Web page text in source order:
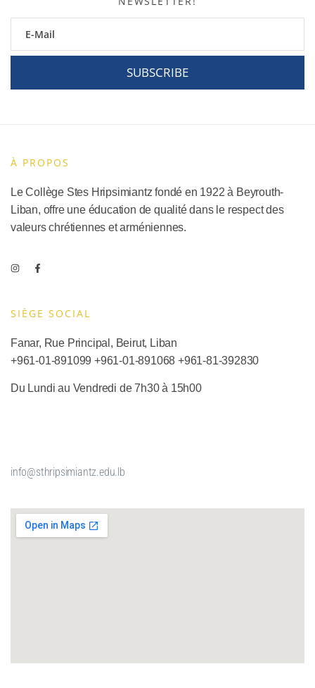
SUBSCRIBE
À PROPOS
Le Collège Stes Hripsimiantz fondé en 1922 à Beyrouth-
Liban, offre une éducation de qualité dans le respect des
valeurs chrétiennes et arméniennes.
SIÈGE SOCIAL​
Fanar, Rue Principal, Beirut, Liban
+961-01-891099 +961-01-891068+961-81-392830
Du Lundi au Vendredi de 7h30 à 15h00
info@sthripsimiantz.edu.lb